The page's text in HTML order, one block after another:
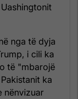
nga të dyja
i cili ka
të "mbarojë
ka
nënvizuar